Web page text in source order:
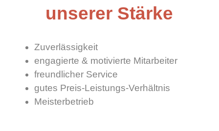
unserer Stärke
Zuverlässigkeit
engagierte & motivierte Mitarbeiter
freundlicher Service
gutes Preis-Leistungs-Verhältnis
Meisterbetrieb